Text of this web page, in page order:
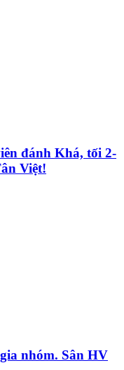
đánh Khá, tối 2-
Việt!
nhóm. Sân HV